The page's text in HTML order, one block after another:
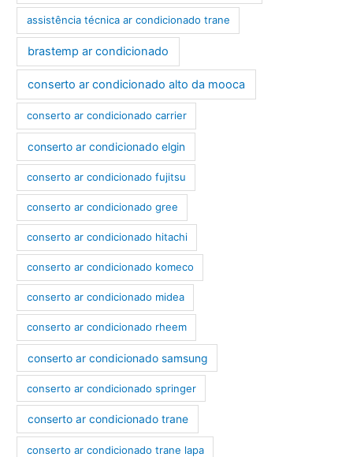
assistência técnica ar condicionado trane
brastemp ar condicionado
conserto ar condicionado alto da mooca
conserto ar condicionado carrier
conserto ar condicionado elgin
conserto ar condicionado fujitsu
conserto ar condicionado gree
conserto ar condicionado hitachi
conserto ar condicionado komeco
conserto ar condicionado midea
conserto ar condicionado rheem
conserto ar condicionado samsung
conserto ar condicionado springer
conserto ar condicionado trane
conserto ar condicionado trane lapa